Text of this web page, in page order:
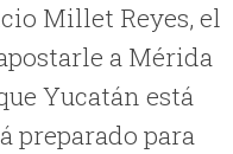
Millet Reyes, el
a Mérida
Yucatán está
preparado para